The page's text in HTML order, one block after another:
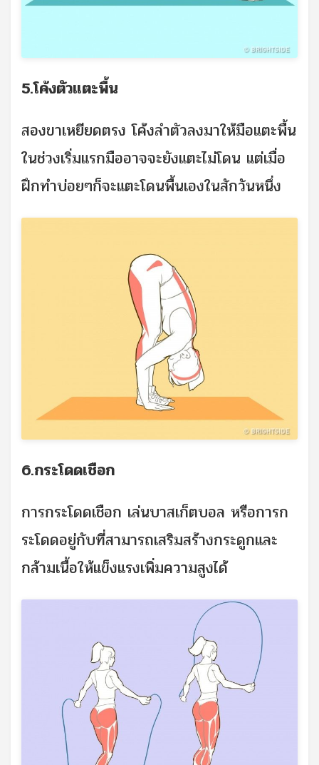
5.โค้งตัวแตะพื้น
สองขาเหยียดตรง โค้งลำตัวลงมาให้มือแตะพื้น
ในช่วงเริ่มแรกมืออาจจะยังแตะไม่โดน แต่เมื่อ
ฝึกทำบ่อยๆก็จะแตะโดนพื้นเองในสักวันหนึ่ง
6.กระโดดเชือก
การกระโดดเชือก เล่นบาสเก็ตบอล หรือการก
ระโดดอยู่กับที่สามารถเสริมสร้างกระดูกและ
กล้ามเนื้อให้แข็งแรงเพิ่มความสูงได้